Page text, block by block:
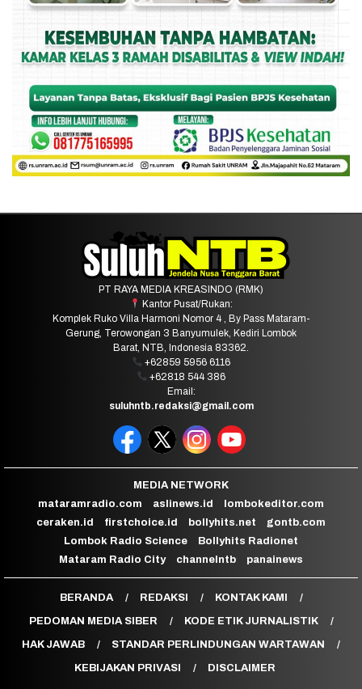
PT RAYA MEDIA KREASINDO (RMK)
Kantor Pusat/Rukan:
Komplek Ruko Villa Harmoni Nomor 4 , By Pass Mataram-
Gerung, Terowongan 3 Banyumulek, Kediri Lombok
Barat, NTB, Indonesia 83362.
+62859 5956 6116
+62818 544 386
Email:
suluhntb.redaksi@gmail.com
MEDIA NETWORK
mataramradio.com
aslinews.id
lombokeditor.com
ceraken.id
firstchoice.id bollyhits.net
gontb.com
Lombok Radio Science
Bollyhits Radionet
Mataram Radio City
channelntb panainews
BERANDA REDAKSI KONTAK KAMI
PEDOMAN MEDIA SIBER KODE ETIK JURNALISTIK
HAK JAWAB STANDAR PERLINDUNGAN WARTAWAN
KEBIJAKAN PRIVASI DISCLAIMER